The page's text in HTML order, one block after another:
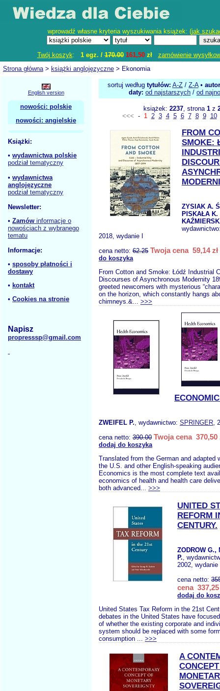
wprowadź własne kryteria wyszukiwania książek: (jak
Twój koszyk: 1 egz. /170.00 161,50zł
zamówienie
Strona główna> książki anglojęzyczne > Ekonomia
English version
nowości: polskie
nowości: angielskie
Książki:
• wydawnictwa polskie
podział tematyczny
• wydawnictwa
anglojęzyczne
podział tematyczny
Newsletter:
• Zamów informacje o
nowościach z wybranego
tematu
Informacje:
• sposoby płatności i
dostawy
• kontakt
• Cookies na stronie
Napisz
propresssp@gmail.com
sortuj według tytułów: A-Z / Z-A•
daty: od najstarszych / od
książek: 2237, strona 1z
<<< - 1 2 3 4 5 6 7 8 9 10
FROM
SMOKE:
ZYSIAK A.
PISKAŁA K.
2018, wydanie I
cena netto: 62.25 Twoja cena 59,14 zł
do koszyka
From Cotton and Smoke: Łódź Industrial
Discourses of Asynchronous Modernity
greeted newcomers with mysterious
on the horizon, which constantly hangs
chimneys.&... >>>
ZWEIFEL P., wydawnictwo: SPRINGER,
cena netto: 390.00 Twoja cena 370,50
dodaj do koszyka
Translated from the German and adapted
the U.S. and other English-speaking
Economics is the most complete text
economics of health and health care
both advanced... >>>
UNITED
REFORM
CENTURY.
ZODROW G.,
P.,
2002, wydanie
cena netto:
cena 337,25
dodaj do
United States Tax Reform in the 21st
debates in the United States have
of whether the existing corporate and
system should be replaced with some
consumption ... >>>
A